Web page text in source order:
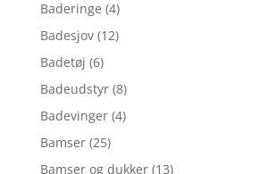
Baderinge (4)
Badesjov (12)
Badetøj (6)
Badeudstyr (8)
Badevinger (4)
Bamser (25)
Bamser og dukker (13)